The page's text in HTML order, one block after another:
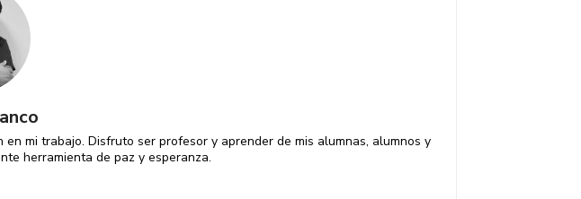
mi trabajo. Disfruto ser profesor y aprender de mis alumnas, alumnos y
herramienta de paz y esperanza.